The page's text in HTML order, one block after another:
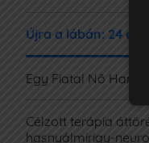
Újra a lábán: 24
Egy Fiatal Nő
Célzott terápia
hasnyálmirigy-